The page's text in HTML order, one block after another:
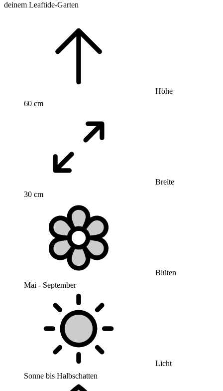
deinem Leaftide-Garten
Höhe
60 cm
Breite
30 cm
Blüten
Mai - September
Licht
Sonne bis Halbschatten